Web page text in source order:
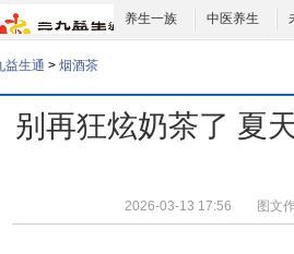
养生一族 中医养生
益生通 > 烟酒茶
别再狂炫奶茶了 夏
2026-03-13 17:56 图文